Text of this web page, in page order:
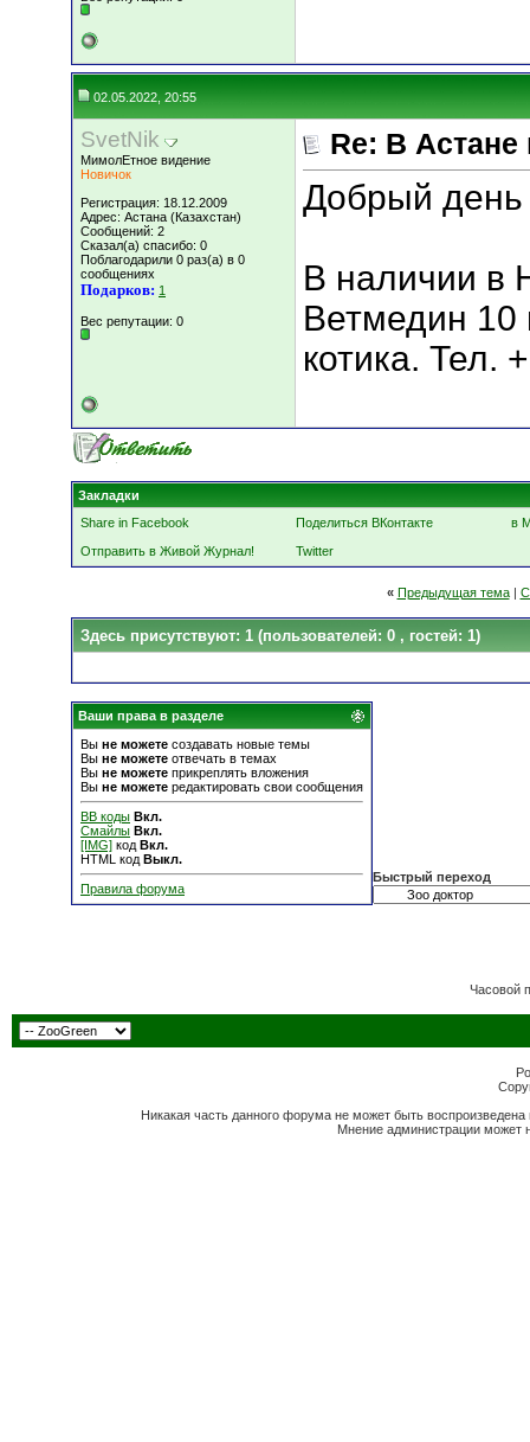
02.05.2022, 20:55
SvetNik
МимолЕтное видение
Новичок
Регистрация: 18.12.2009
Адрес: Астана (Казахстан)
Сообщений: 2
Сказал(а) спасибо: 0
Поблагодарили 0 раз(а) в 0
сообщениях
Подарков: 1
Вес репутации: 0
Re: В Астане
Добрый день
В наличии в
Ветмедин 10
котика. Тел.
Закладки
Share in Facebook
Поделиться ВКонтакте
в
Отправить в Живой Журнал!
Twitter
« Предыдущая тема|
Здесь присутствуют: 1 (пользователей: 0 , гостей: 1)
Ваши права в разделе
Вы не можете создавать новые темы
Вы не можете отвечать в темах
Вы не можете прикреплять вложения
Вы не можете редактировать свои сообщения
BB коды Вкл.
Смайлы Вкл.
[IMG] код Вкл.
HTML код Выкл.
Правила форума
Быстрый переход
Часовой
Никакая часть данного форума не может быть
Мнение администрации может